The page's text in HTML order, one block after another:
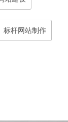
标杆网站制作